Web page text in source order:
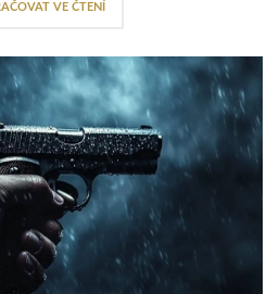
VE ČTENÍ